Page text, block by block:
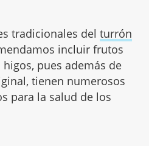
tradicionales del turrón
incluir frutos
pues además de
tienen numerosos
para la salud de los